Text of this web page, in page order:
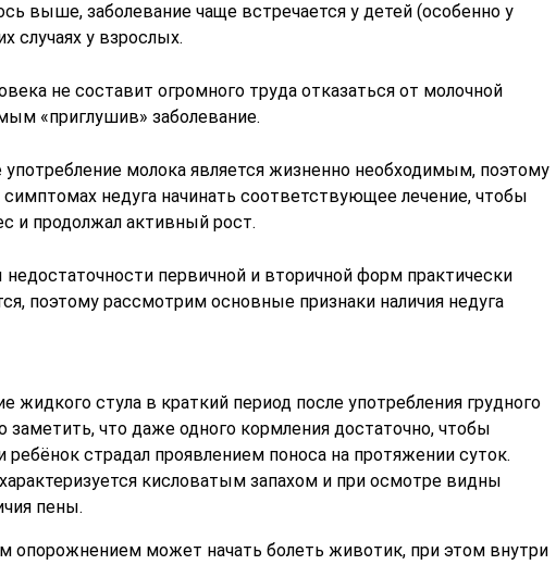
выше, заболевание чаще встречается у детей (особенно у
случаях у взрослых.
не составит огромного труда отказаться от молочной
«приглушив» заболевание.
молока является жизненно необходимым, поэтому
недуга начинать соответствующее лечение, чтобы
и продолжал активный рост.
первичной и вторичной форм практически
поэтому рассмотрим основные признаки наличия недуга
жидкого стула в краткий период после употребления грудного
заметить, что даже одного кормления достаточно, чтобы
ребёнок страдал проявлением поноса на протяжении суток.
кисловатым запахом и при осмотре видны
пены.
опорожнением может начать болеть животик, при этом внутри